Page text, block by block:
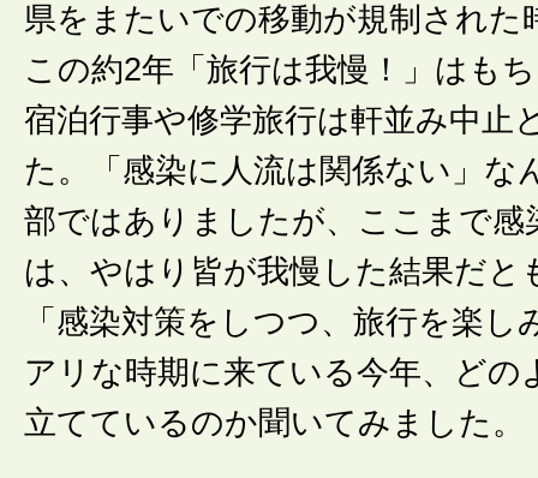
県をまたいでの移動が規制された
この約2年「旅行は我慢！」はも
宿泊行事や修学旅行は軒並み中止
た。「感染に人流は関係ない」な
部ではありましたが、ここまで感
は、やはり皆が我慢した結果だと
「感染対策をしつつ、旅行を楽し
アリな時期に来ている今年、どの
立てているのか聞いてみました。